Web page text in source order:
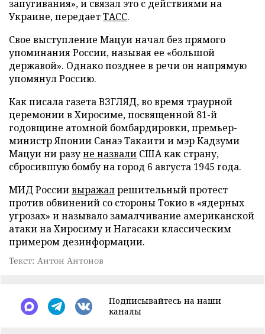
запугивания», и связал это с действиями на
Украине, передаетТАСС.
Свое выступление Мацуи начал без прямого
упоминания России, называя ее «большой
державой». Однако позднее в речи он напрямую
упомянул Россию.
Как писала газета ВЗГЛЯД, во время траурной
церемонии в Хиросиме, посвященной 81-й
годовщине атомной бомбардировки, премьер-
министр Японии Санаэ Такаити и мэр Кадзуми
Мацуи ни разуне назвали США как страну,
сбросившую бомбу на город 6 августа 1945 года.
МИД Россиивыражалрешительный протест
против обвинений со стороны Токио в «ядерных
угрозах» и называло замалчивание американской
атаки на Хиросиму и Нагасаки классическим
примером дезинформации.
Текст: Антон Антонов
Подписывайтесь на наши
каналы